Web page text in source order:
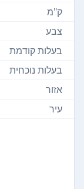
ק"מ
צבע
בעלות קודמת
בעלות נוכחית
אזור
עיר